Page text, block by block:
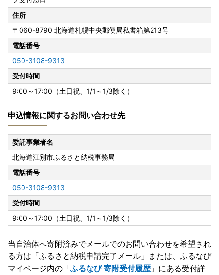
住所
〒060-8790 北海道札幌中央郵便局私書箱第213号
電話番号
050-3108-9313
受付時間
9:00～17:00（土日祝、1/1～1/3除く）
申込情報に関するお問い合わせ先
委託事業者名
北海道江別市ふるさと納税事務局
電話番号
050-3108-9313
受付時間
9:00～17:00（土日祝、1/1～1/3除く）
当自治体へ寄附済みでメールでのお問い合わせを希望され
る方は「ふるさと納税申請完了メール」 または、ふるなび
マイページ内の「ふるなび 寄附受付履歴」にある受付詳